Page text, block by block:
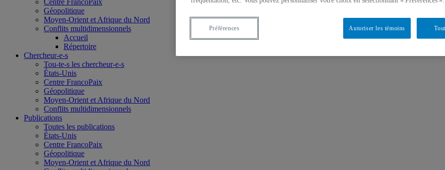
Géopolitique
Moyen-Orient et Afrique du Nord
Conflits multidimensionnels
Accueil
Répertoire
Chercheur-e-s
Tou-te-s les chercheur-e-s
États-Unis
Centre FrancoPaix
Géopolitique
Moyen-Orient et Afrique du Nord
Conflits multidimensionnels
Publications
Toutes les publications
États-Unis
Centre FrancoPaix
Géopolitique
Moyen-Orient et Afrique du Nord
Autoriser les témoins
Préférences